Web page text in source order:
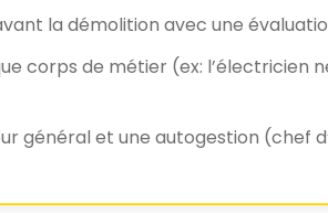
la démolition avec une
corps de métier (ex:
général et une autogestion (chef